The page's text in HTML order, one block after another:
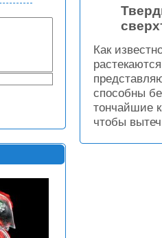
Как
способны
тончайшие
чтобы